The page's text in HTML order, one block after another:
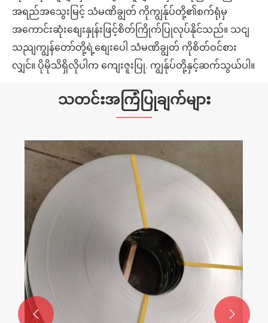
အရည်အသွေးမြင့် သံမဏိချွတ် ကိုကျွန်ုပ်တို့၏စက်ရုံမှ
အကောင်းဆုံးစျေးနှုန်းဖြင့်စိတ်ကြိုက်ပြုလုပ်နိုင်သည်။ သငျ
သညျကျွန်တော်တို့ရဲ့စျေးပေါ သံမဏိချွတ် ကိုစိတ်ဝင်စား
လျှင်။ ပိုမိုသိရှိလိုပါက ကျေးဇူးပြု. ကျွန်ုပ်တို့နှင့်ဆက်သွယ်ပါ။
သတင်းအကြံပြုချက်များ
 